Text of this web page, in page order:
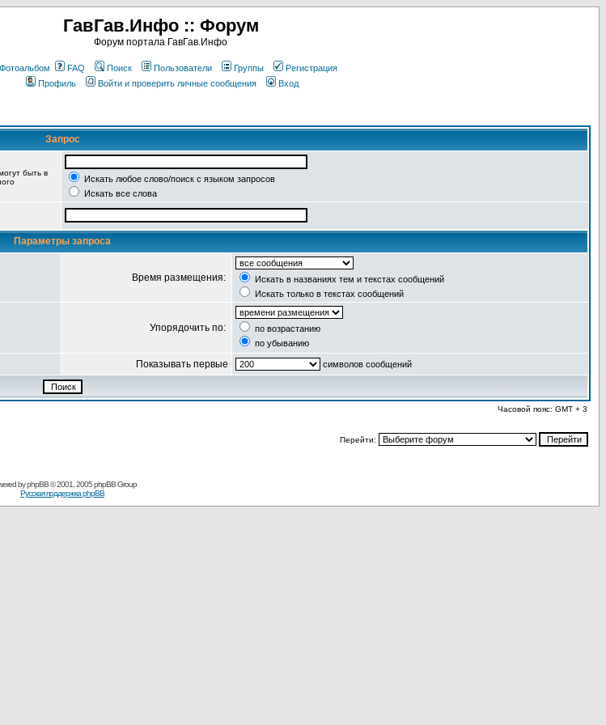
ГавГав.Инфо :: Форум
Форум портала ГавГав.Инфо
Фотоальбом FAQ Поиск Пользователи Группы
Регистрация
Профиль
Войти и проверить личные сообщения Вход
Запрос
быть в
Искать любое слово/поиск с языком запросов
Искать все слова
Параметры запроса
Время размещения:
Искать в названиях тем и текстах сообщений
Искать только в текстах сообщений
Упорядочить по:
по возрастанию
по убыванию
Показывать первые символов сообщений
Часовой пояс: GMT + 3
Перейти:
byphpBB© 2001, 2005 phpBB Group
Русская поддержка phpBB